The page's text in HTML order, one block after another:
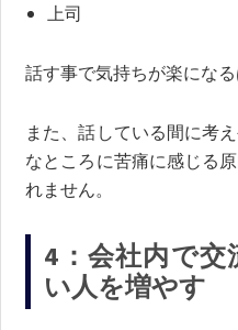
上司
話す事で気持ちが楽になる
また、話している間に考
なところに苦痛に感じる
れません。
4：会社内で
い人を増やす